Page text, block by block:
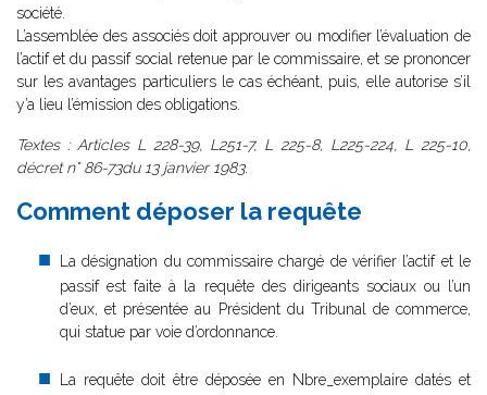
société.
L’assemblée des associés doit approuver ou modifier l’évaluation de
l’actif et du passif social retenue par le commissaire, et se prononcer
sur les avantages particuliers le cas échéant, puis, elle autorise s’il
y’a lieu l’émission des obligations.
Textes : Articles L 228-39, L251-7, L 225-8, L225-224, L 225-10,
décret n° 86-73du 13 janvier 1983.
Comment déposer la requête
La désignation du commissaire chargé de vérifier l’actif et le
passif est faite à la requête des dirigeants sociaux ou l’un
d’eux, et présentée au Président du Tribunal de commerce,
qui statue par voie d’ordonnance.
La requête doit être déposée en Nbre_exemplaire datés et